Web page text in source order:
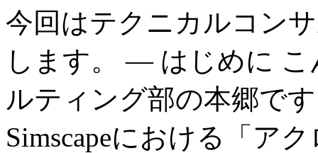
今回はテクニカルコン
します。 — はじめに
ルティング部の本郷で
Simscapeにおける「ア